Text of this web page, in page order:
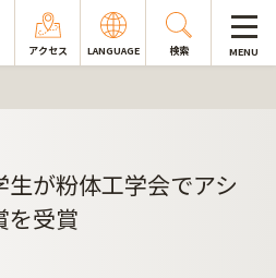
アクセス LANGUAGE 検索 MENU
が粉体工学会でアシ
を受賞